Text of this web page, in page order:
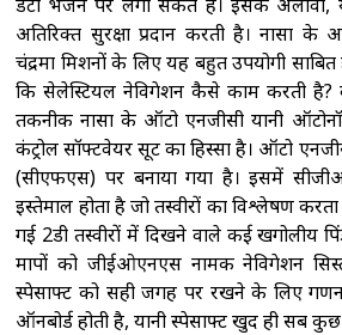
अतिरिक्त सुरक्षा प्रदान करती है। नासा के
चंद्रमा मिशनों के लिए यह बहुत उपयोगी
कि सेलेस्टियल नेविगेशन कैसे काम करती है?
तकनीक नासा के ऑटो एनजीसी यानी
कंट्रोल सॉफ्टवेयर सूट का हिस्सा है। ऑटो
(सीएफएस) पर बनाया गया है। इसमें
इस्तेमाल होता है जो तस्वीरों का विश्लेषण
गई 2डी तस्वीरों में दिखने वाले कई खगोलीय
मापों को जीईओएनएस नामक नेविगेशन
स्पेसक्राफ्ट को सही जगह पर रखने के लिए गणना
ऑनबोर्ड होती है, यानी स्पेसक्राफ्ट खुद ही सब